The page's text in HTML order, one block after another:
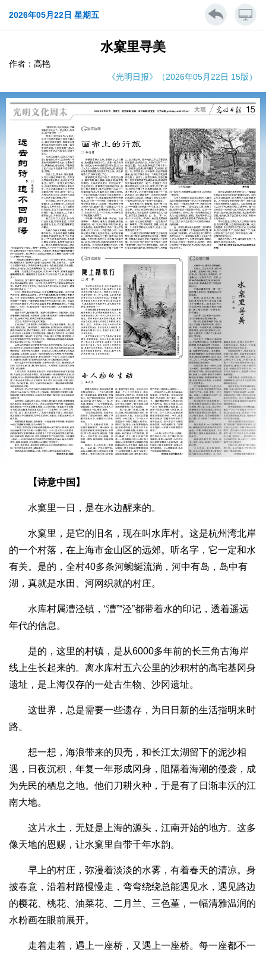
2026年05月22日 星期五
水窠里寻美
作者：高艳
《光明日报》（2026年05月22日 15版）
【诗意中国】
水窠里一日，是在水边醒来的。
水窠里，是它的旧名，现在叫水库村。这是杭州湾北岸
的一个村落，在上海市金山区的远郊。听名字，它一定和水
有关。是的，全村40多条河蜿蜒流淌，河中有岛，岛中有
湖，真就是水田、河网织就的村庄。
水库村属漕泾镇，“漕”“泾”都带着水的印记，透着遥远
年代的信息。
是的，这里的村镇，是从6000多年前的长三角古海岸
线上生长起来的。离水库村五六公里的沙积村的高宅基冈身
遗址，是上海仅存的一处古生物、沙冈遗址。
这世界，总是需要一些遗存，为日日新的生活指明来时
路。
想一想，海浪带来的贝壳，和长江太湖留下的泥沙相
遇，日夜沉积，年复一年形成冈身，阻隔着海潮的侵袭，成
为先民的栖息之地。他们刀耕火种，于是有了日渐丰沃的江
南大地。
这片水土，无疑是上海的源头，江南开始的地方。这多
像天地的恩赐，让水窠里自带千年水韵。
早上的村庄，弥漫着淡淡的水雾，有着春天的清凉。身
披春意，沿着村路慢慢走，弯弯绕绕总能遇见水，遇见路边
的樱花、桃花、油菜花、二月兰、三色堇，一幅清雅温润的
水粉画在眼前展开。
走着走着，遇上一座桥，又遇上一座桥。每一座都不一